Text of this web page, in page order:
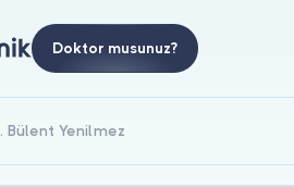
Doktor musunuz?
Bülent Yenilmez